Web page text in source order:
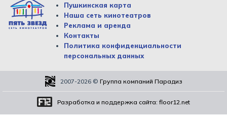
Пушкинская карта
Наша сеть кинотеатров
Реклама и аренда
Контакты
Политика конфиденциальности
персональных данных
2007-2026 © Группа компаний Парадиз
Разработка и поддержка сайта: floor12.net